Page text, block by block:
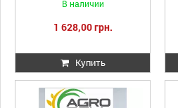
Lexion 628736
В наличии
1 628,00 грн.
Купить